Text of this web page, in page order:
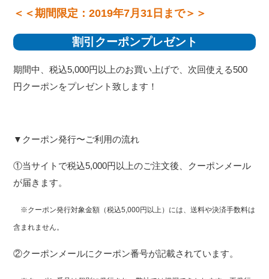
＜＜期間限定：2019年7月31日まで＞＞
割引クーポンプレゼント
期間中、税込5,000円以上のお買い上げで、次回使える500
円クーポンをプレゼント致します！
▼クーポン発行〜ご利用の流れ
①当サイトで税込5,000円以上のご注文後、クーポンメール
が届きます。
※クーポン発行対象金額（税込5,000円以上）には、送料や決済手数料は
含まれません。
②クーポンメールにクーポン番号が記載されています。